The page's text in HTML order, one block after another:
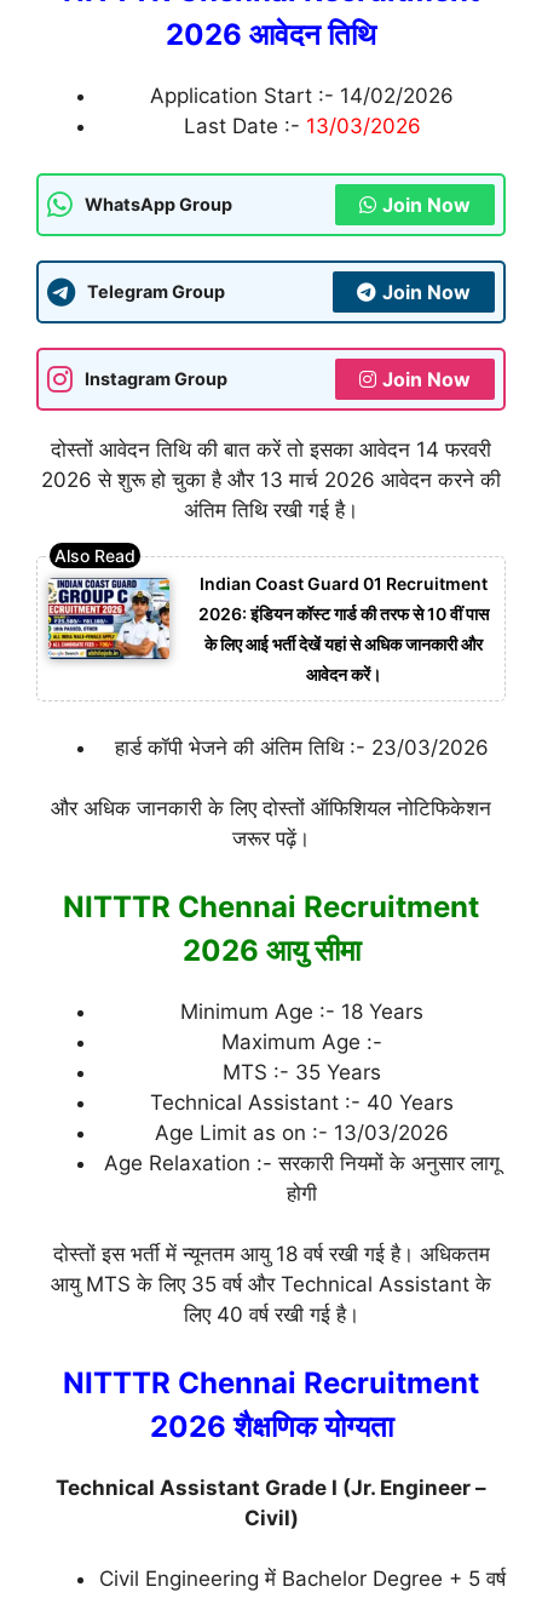
2026 आवेदन तिथि
Application Start :- 14/02/2026
Last Date :- 13/03/2026
WhatsApp Group Join Now
Telegram Group Join Now
Instagram Group Join Now
दोस्तों आवेदन तिथि की बात करें तो इसका आवेदन 14 फरवरी
2026 से शुरू हो चुका है और 13 मार्च 2026 आवेदन करने की
अंतिम तिथि रखी गई है।
Indian Coast Guard 01 Recruitment
2026: इंडियन कॉस्ट गार्ड की तरफ से 10 वीं पास
के लिए आई भर्ती देखें यहां से अधिक जानकारी और
आवेदन करें।
हार्ड कॉपी भेजने की अंतिम तिथि :- 23/03/2026
और अधिक जानकारी के लिए दोस्तों ऑफिशियल नोटिफिकेशन
जरूर पढ़ें।
NITTTR Chennai Recruitment
2026 आयु सीमा
Minimum Age :- 18 Years
Maximum Age :-
MTS :- 35 Years
Technical Assistant :- 40 Years
Age Limit as on :- 13/03/2026
Age Relaxation :- सरकारी नियमों के अनुसार लागू
होगी
दोस्तों इस भर्ती में न्यूनतम आयु 18 वर्ष रखी गई है। अधिकतम
आयु MTS के लिए 35 वर्ष और Technical Assistant के
लिए 40 वर्ष रखी गई है।
NITTTR Chennai Recruitment
2026 शैक्षणिक योग्यता
Technical Assistant Grade I (Jr. Engineer –
Civil)
Civil Engineering में Bachelor Degree + 5 वर्ष